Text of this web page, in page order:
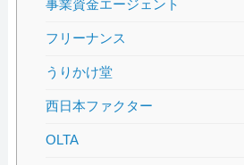
事業資金エージェント
フリーナンス
うりかけ堂
西日本ファクター
OLTA